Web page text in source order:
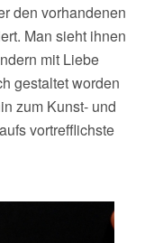
den vorhandenen
Man sieht ihnen
mit Liebe
gestaltet worden
zum Kunst- und
vortrefflichste